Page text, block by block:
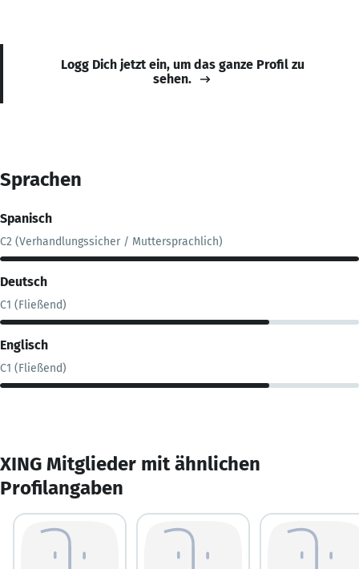
Logg Dich jetzt ein, um das ganze Profil zu
sehen.
Sprachen
Spanisch
C2 (Verhandlungssicher / Muttersprachlich)
Deutsch
C1 (Fließend)
Englisch
C1 (Fließend)
XING Mitglieder mit ähnlichen
Profilangaben